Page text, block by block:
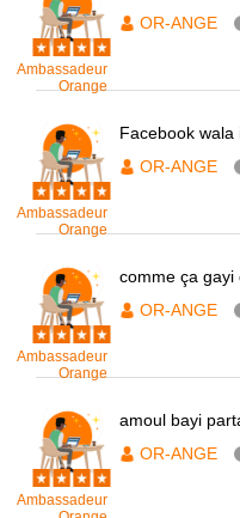
Ambassadeur
Orange
OR-ANGE
Ambassadeur
Orange
Facebook wala
OR-ANGE
Ambassadeur
Orange
comme ça gayi
OR-ANGE
Ambassadeur
amoul bayi
OR-ANGE